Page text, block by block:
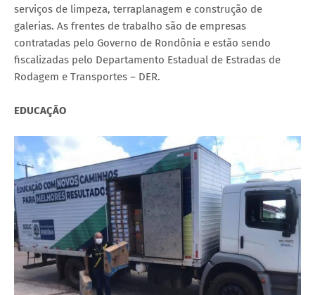
serviços de limpeza, terraplanagem e construção de
galerias. As frentes de trabalho são de empresas
contratadas pelo Governo de Rondônia e estão sendo
fiscalizadas pelo Departamento Estadual de Estradas de
Rodagem e Transportes – DER.
EDUCAÇÃO